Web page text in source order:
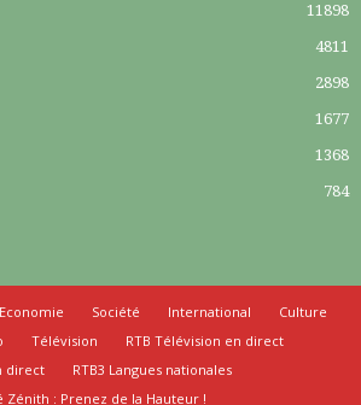
11898
4811
2898
1677
1368
784
Economie Société International
Culture
Télévision
RTB Télévision en direct
direct
RTB3 Langues nationales
Zénith : Prenez de la Hauteur !